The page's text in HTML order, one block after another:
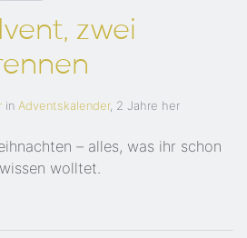
zwei
in Adventskalender, 2 Jahre her
– alles, was ihr schon
wolltet.